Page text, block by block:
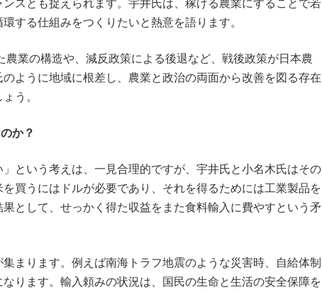
する仕組みをつくりたいと熱意を語ります。
業の構造や、減反政策による後退など、戦後政策が日本農
ように地域に根差し、農業と政治の両面から改善を図る存在
う。
か？
という考えは、一見合理的ですが、宇井氏と小名木氏はその
買うにはドルが必要であり、それを得るためには工業製品を
として、せっかく得た収益をまた食料輸入に費やすという矛
まります。例えば南海トラフ地震のような災害時、自給体制
ります。輸入頼みの状況は、国民の生命と生活の安全保障を